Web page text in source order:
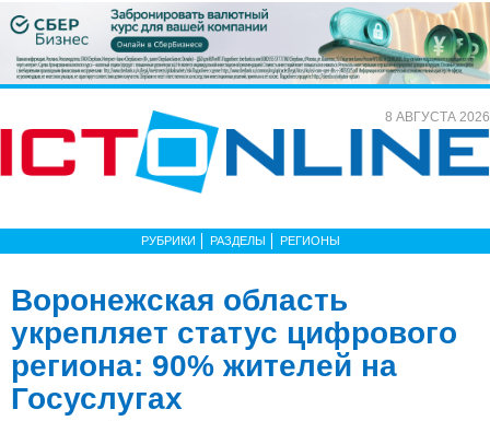
8 АВГУСТА 2026
РУБРИКИ РАЗДЕЛЫ РЕГИОНЫ
Воронежская область
укрепляет статус цифрового
региона: 90% жителей на
Госуслугах